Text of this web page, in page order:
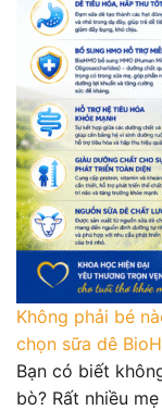
Không phải bé
chọn sữa dê
Bạn có biết
bò? Rất nhiều